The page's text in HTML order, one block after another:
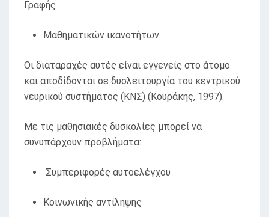
Γραφής
Μαθηματικών ικανοτήτων
Οι διαταραχές αυτές είναι εγγενείς στο άτομο
και αποδίδονται σε δυσλειτουργία του κεντρικού
νευρικού συστήματος (ΚΝΣ) (Κουράκης, 1997).
Με τις μαθησιακές δυσκολίες μπορεί να
συνυπάρχουν προβλήματα:
Συμπεριφορές αυτοελέγχου
Κοινωνικής αντίληψης